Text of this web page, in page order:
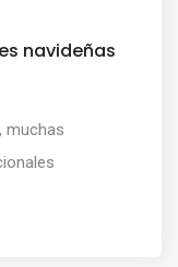
navideñas
muchas